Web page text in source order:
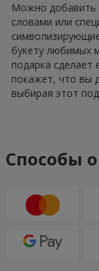
Можно добавить
словами или
букету любимых
подарка
покажет, что вы
выбирая этот
Способы